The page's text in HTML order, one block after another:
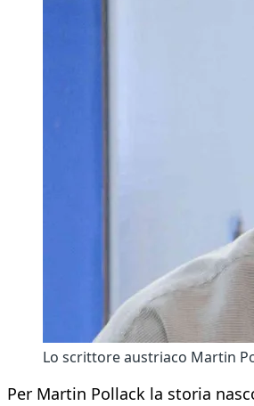
Lo scrittore austriaco Martin
Per Martin Pollack la storia